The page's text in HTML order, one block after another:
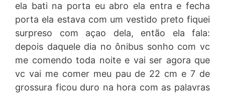
ela bati na porta eu abro ela entra e fecha
porta ela estava com um vestido preto fiquei
surpreso com açao dela, então ela fala:
depois daquele dia no ônibus sonho com vc
me comendo toda noite e vai ser agora que
vc vai me comer meu pau de 22 cm e 7 de
grossura ficou duro na hora com as palavras